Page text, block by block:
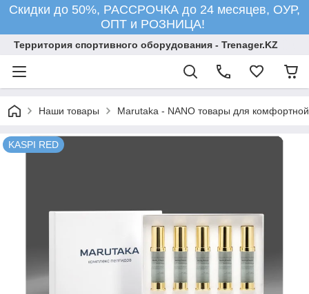
Скидки до 50%, РАССРОЧКА до 24 месяцев, ОУР,
ОПТ и РОЗНИЦА!
Территория спортивного оборудования - Trenager.KZ
Наши товары Marutaka - NANO товары для
KASPI RED